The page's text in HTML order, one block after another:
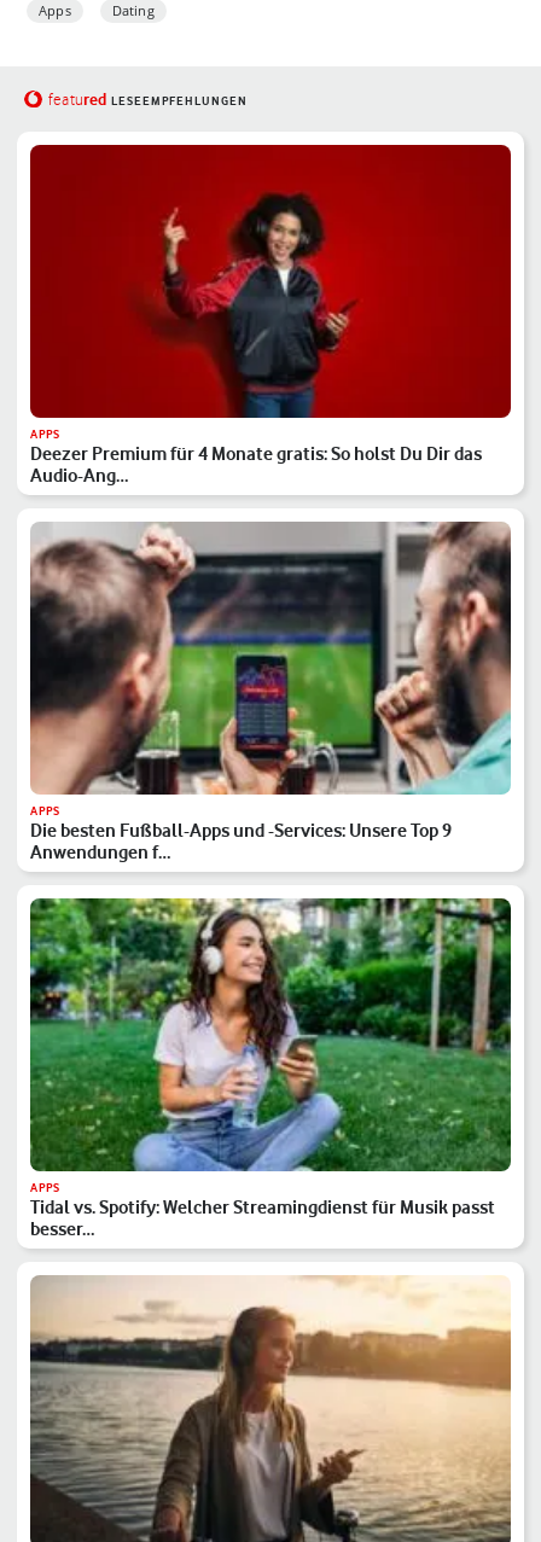
Apps Dating
featured LESEEMPFEHLUNGEN
APPS
Deezer Premium für 4 Monate gratis: So holst Du Dir das
Audio-Ang…
APPS
Die besten Fußball-Apps und -Services: Unsere Top 9
Anwendungen f…
APPS
Tidal vs. Spotify: Welcher Streamingdienst für Musik passt
besser…